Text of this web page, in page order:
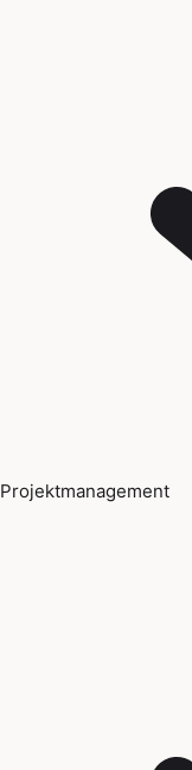
Projektmanagement